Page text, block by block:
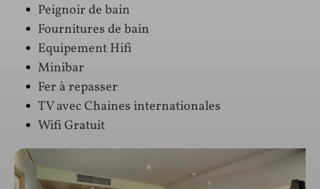
Peignoir de bain
Fournitures de bain
Equipement Hifi
Minibar
Fer à repasser
TV avec Chaines internationales
Wifi Gratuit